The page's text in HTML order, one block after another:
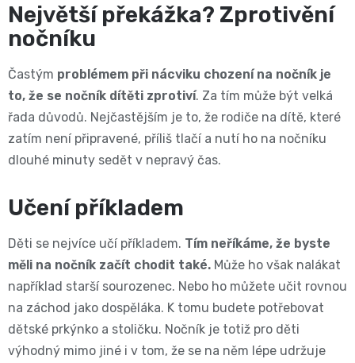
Největší překážka? Zprotivění
nočníku
Častým problémem při nácviku chození na nočník je
to, že se nočník dítěti zprotiví. Za tím může být velká
řada důvodů. Nejčastějším je to, že rodiče na dítě, které
zatím není připravené, příliš tlačí a nutí ho na nočníku
dlouhé minuty sedět v nepravý čas.
Učení příkladem
Děti se nejvíce učí příkladem. Tím neříkáme, že byste
měli na nočník začít chodit také. Může ho však nalákat
například starší sourozenec. Nebo ho můžete učit rovnou
na záchod jako dospěláka. K tomu budete potřebovat
dětské prkýnko a stoličku. Nočník je totiž pro děti
výhodný mimo jiné i v tom, že se na něm lépe udržuje